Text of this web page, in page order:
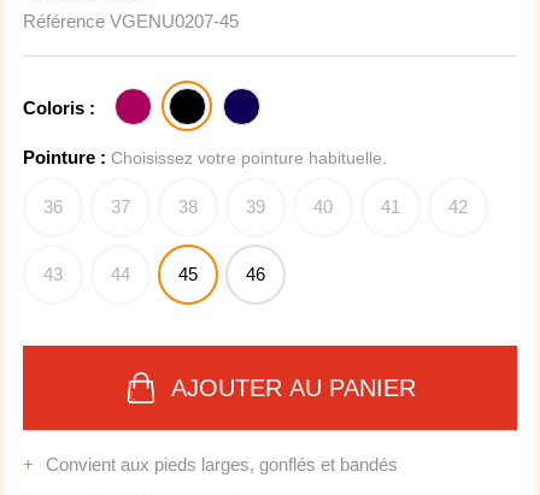
Référence VGENU0207-45
Coloris :
Pointure : Choisissez votre pointure habituelle.
36 37 38 39 40 41 42
43 44 45 46
AJOUTER AU PANIER
Convient aux pieds larges, gonflés et bandés